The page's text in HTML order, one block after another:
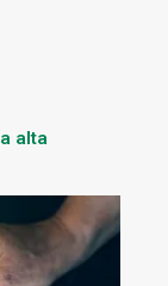
alta